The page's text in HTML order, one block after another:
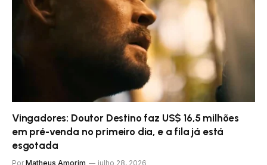
Vingadores: Doutor Destino faz US$ 16,5 milhões
em pré-venda no primeiro dia, e a fila já está
esgotada
Por Matheus Amorim julho 28, 2026